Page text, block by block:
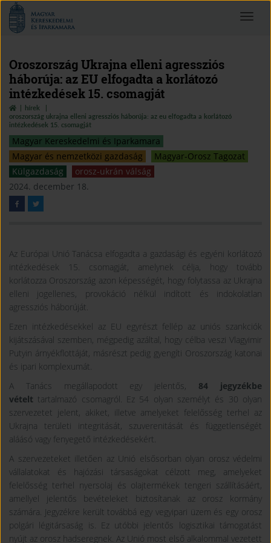
Magyar
Kereskedelmi
és
Toggle
Oroszország Ukrajna elleni agressziós
háborúja: az EU elfogadta a korlátozó
intézkedések 15. csomagját
hírek
oroszország ukrajna elleni agressziós háborúja: az eu elfogadta a korlátozó
intézkedések 15. csomagját
Magyar Kereskedelmi és Iparkamara
Magyar és nemzetközi gazdaság
Magyar-Orosz Tagozat
Külgazdaság
orosz-ukrán válság
2024. december 18.
Az Európai Unió Tanácsa elfogadta a gazdasági és egyéni korlátozó
intézkedések 15. csomagját, amelynek célja, hogy tovább
korlátozza Oroszország azon képességét, hogy folytassa az Ukrajna
elleni jogellenes, provokáció nélkül indított és indokolatlan
agressziós háborúját.
Ezen intézkedésekkel az EU egyrészt fellép az uniós szankciók
kijátszásával szemben, mégpedig azáltal, hogy célba veszi Vlagyimir
Putyin árnyékflottáját, másrészt pedig gyengíti Oroszország katonai
és ipari komplexumát.
A Tanács megállapodott egy jelentős, 84 jegyzékbe
vételt tartalmazó csomagról. Ez 54 olyan személyt és 30 olyan
szervezetet jelent, akiket, illetve amelyeket felelősség terhel az
Ukrajna területi integritását, szuverenitását és függetlenségét
aláásó vagy fenyegető intézkedésekért.
A szervezeteket illetően az Unió elsősorban olyan orosz védelmi
vállalatokat és hajózási társaságokat célzott meg, amelyeket
felelősség terhel nyersolaj és olajtermékek tengeri szállításáért,
amellyel jelentős bevételeket biztosítanak az orosz kormány
számára. Jegyzékre került továbbá egy vegyipari üzem és egy orosz
polgári légitársaság is. Ez utóbbi jelentős logisztikai támogatást
nyújt az orosz hadseregnek. Az Unió most első alkalommal vezetett